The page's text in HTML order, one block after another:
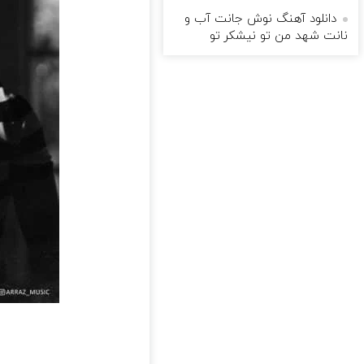
دانلود آهنگ نوش جانت آب و
نانت شهد من تو نیشکر تو